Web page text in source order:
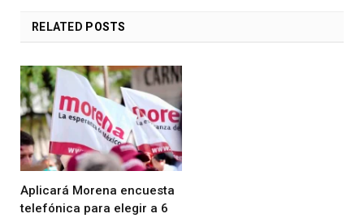
RELATED POSTS
Aplicará Morena encuesta
telefónica para elegir a 6